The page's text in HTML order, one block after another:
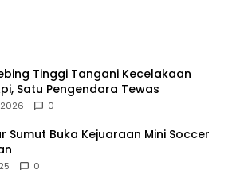
Tinggi Tangani Kecelakaan
Satu Pengendara Tewas
0
Sumut Buka Kejuaraan Mini Soccer
0